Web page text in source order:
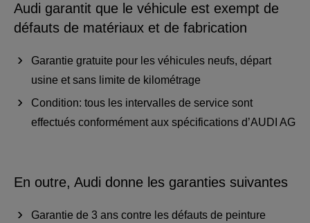
Audi garantit que le véhicule est exempt de
défauts de matériaux et de fabrication
Garantie gratuite pour les véhicules neufs, départ
usine et sans limite de kilométrage
Condition: tous les intervalles de service sont
effectués conformément aux spécifications d’AUDI AG
En outre, Audi donne les garanties suivantes
Garantie de 3 ans contre les défauts de peinture